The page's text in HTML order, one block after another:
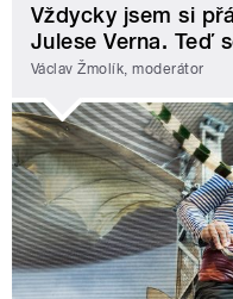
Vždycky jsem si
Julese Verna. Teď
Václav Žmolík, moderátor